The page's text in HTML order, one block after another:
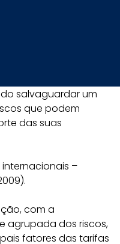
salvaguardar um
que podem
das suas
–
com a
agrupada dos riscos,
fatores das tarifas